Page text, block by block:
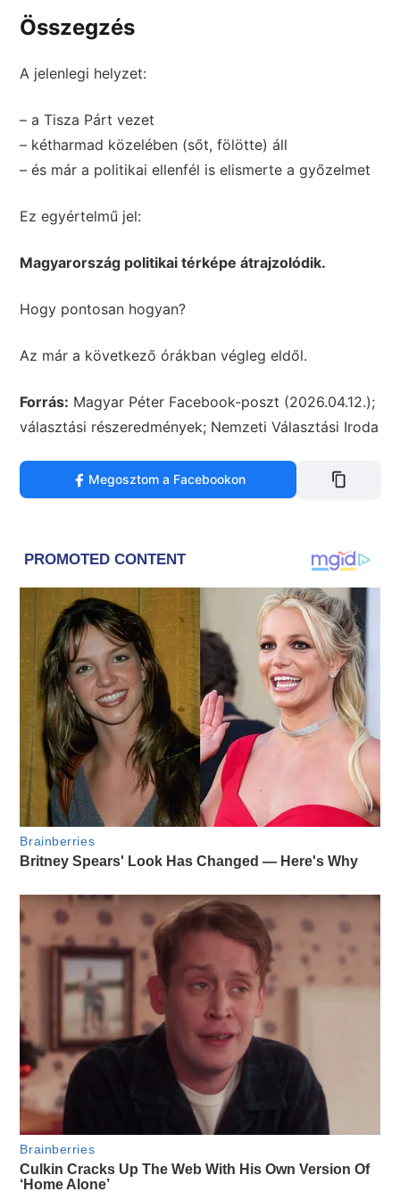
Összegzés
A jelenlegi helyzet:
– a Tisza Párt vezet
– kétharmad közelében (sőt, fölötte) áll
– és már a politikai ellenfél is elismerte a győzelmet
Ez egyértelmű jel:
Magyarország politikai térképe átrajzolódik.
Hogy pontosan hogyan?
Az már a következő órákban végleg eldől.
Forrás: Magyar Péter Facebook-poszt (2026.04.12.);
választási részeredmények; Nemzeti Választási Iroda
Megosztom a Facebookon